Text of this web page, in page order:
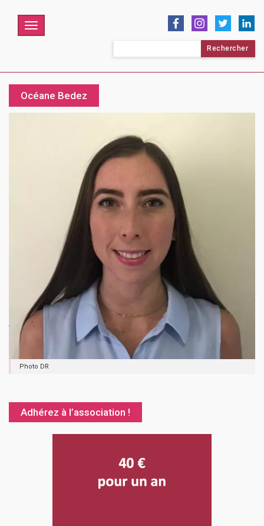
Menu
Océane Bedez
Photo DR
Adhérez à l’association !